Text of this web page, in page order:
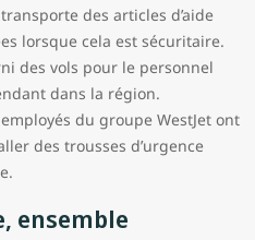
des articles d’aide
lorsque cela est sécuritaire.
des vols pour le personnel
dans la région.
du groupe WestJet ont
des trousses d’urgence
ensemble